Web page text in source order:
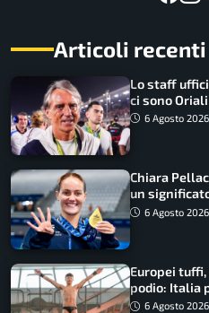
Articoli recenti
Lo staff
ci sono
ritorno
6 Agosto 2026
Chiara
un
qualità”
6 Agosto 2026
Europei
podio: Italia
6 Agosto 2026